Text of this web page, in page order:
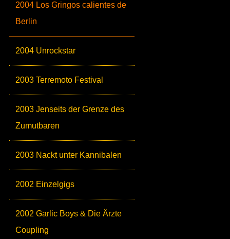
2004 Los Gringos calientes de
Berlin
2004 Unrockstar
2003 Terremoto Festival
2003 Jenseits der Grenze des
Zumutbaren
2003 Nackt unter Kannibalen
2002 Einzelgigs
2002 Garlic Boys & Die Ärzte
Coupling